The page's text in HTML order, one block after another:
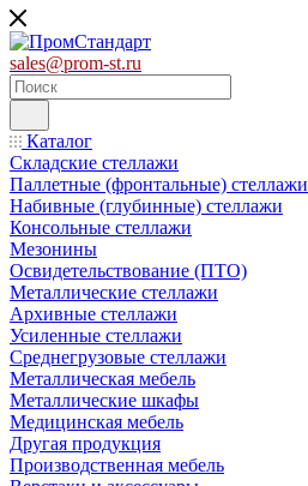
sales@prom-st.ru
Каталог
Складские стеллажи
Паллетные (фронтальные) стеллажи
Набивные (глубинные) стеллажи
Консольные стеллажи
Мезонины
Освидетельствование (ПТО)
Металлические стеллажи
Архивные стеллажи
Усиленные стеллажи
Среднегрузовые стеллажи
Металлическая мебель
Металлические шкафы
Медицинская мебель
Другая продукция
Производственная мебель